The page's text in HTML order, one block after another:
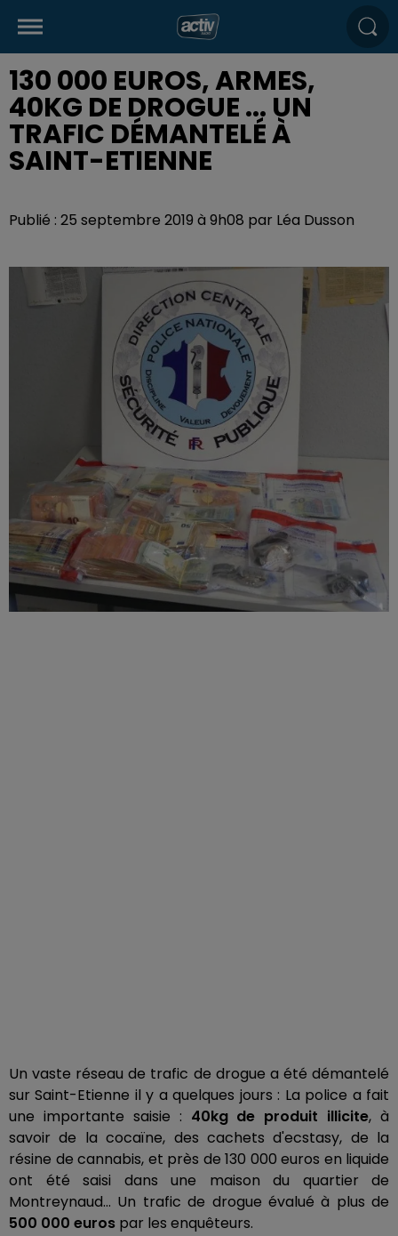
130 000 EUROS, ARMES,
40KG DE DROGUE ... UN
TRAFIC DÉMANTELÉ À
SAINT-ETIENNE
Publié : 25 septembre 2019 à 9h08 par Léa Dusson
Un vaste réseau de trafic de drogue a été démantelé
sur Saint-Etienne il y a quelques jours : La police a fait
une importante saisie : 40kg de produit illicite, à
savoir de la cocaïne, des cachets d'ecstasy, de la
résine de cannabis, et près de 130 000 euros en liquide
ont été saisi dans une maison du quartier de
Montreynaud… Un trafic de drogue évalué à plus de
500 000 euros par les enquêteurs.